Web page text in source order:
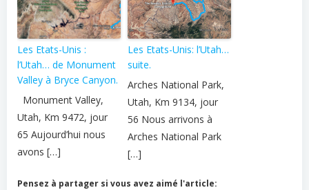
Les Etats-Unis :
l’Utah… de Monument
Valley à Bryce Canyon.
Monument Valley,
Utah, Km 9472, jour
65 Aujourd’hui nous
avons […]
Les Etats-Unis: l’Utah…
suite.
Arches National Park,
Utah, Km 9134, jour
56 Nous arrivons à
Arches National Park
[…]
Pensez à partager si vous avez aimé l'article: